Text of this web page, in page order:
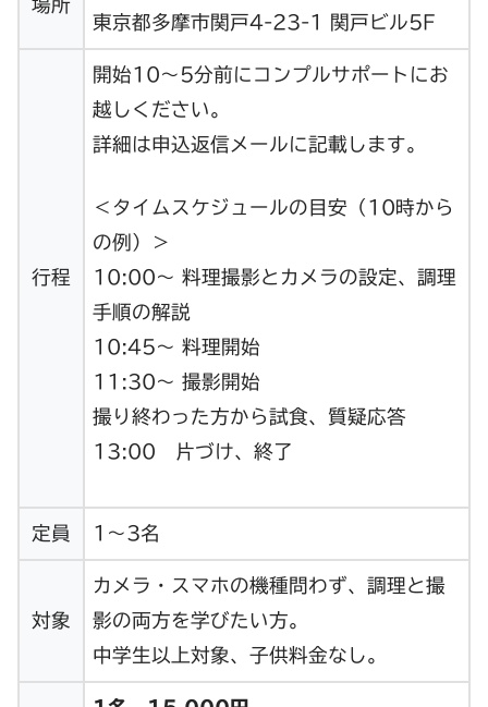
場所
東京都多摩市関戸4-23-1 関戸ビル5F
行程
開始10～5分前にコンプルサポートにお
越しください。
詳細は申込返信メールに記載します。
＜タイムスケジュールの目安（10時から
の例）＞
10:00～ 料理撮影とカメラの設定、調理
手順の解説
10:45～ 料理開始
11:30～ 撮影開始
撮り終わった方から試食、質疑応答
13:00 片づけ、終了
定員 1～3名
対象
カメラ・スマホの機種問わず、調理と撮
影の両方を学びたい方。
中学生以上対象、子供料金なし。